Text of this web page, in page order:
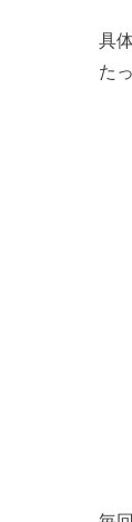
具
た